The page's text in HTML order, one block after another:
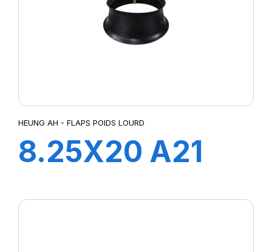
HEUNG AH - FLAPS POIDS LOURD
8.25X20 A21